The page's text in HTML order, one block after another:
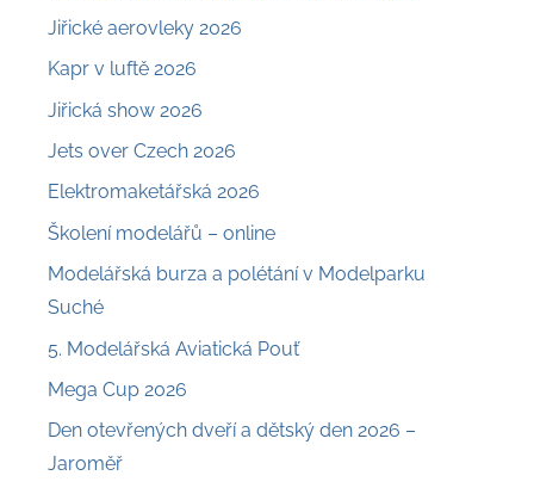
Jiřické aerovleky 2026
Kapr v luftě 2026
Jiřická show 2026
Jets over Czech 2026
Elektromaketářská 2026
Školení modelářů – online
Modelářská burza a polétání v Modelparku
Suché
5. Modelářská Aviatická Pouť
Mega Cup 2026
Den otevřených dveří a dětský den 2026 –
Jaroměř